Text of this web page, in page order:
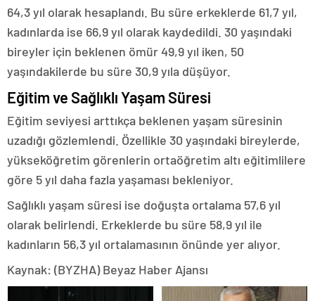
64,3 yıl olarak hesaplandı. Bu süre erkeklerde 61,7 yıl,
kadınlarda ise 66,9 yıl olarak kaydedildi. 30 yaşındaki
bireyler için beklenen ömür 49,9 yıl iken, 50
yaşındakilerde bu süre 30,9 yıla düşüyor.
Eğitim ve Sağlıklı Yaşam Süresi
Eğitim seviyesi arttıkça beklenen yaşam süresinin
uzadığı gözlemlendi. Özellikle 30 yaşındaki bireylerde,
yükseköğretim görenlerin ortaöğretim altı eğitimlilere
göre 5 yıl daha fazla yaşaması bekleniyor.
Sağlıklı yaşam süresi ise doğuşta ortalama 57,6 yıl
olarak belirlendi. Erkeklerde bu süre 58,9 yıl ile
kadınların 56,3 yıl ortalamasının önünde yer alıyor.
Kaynak: (BYZHA) Beyaz Haber Ajansı